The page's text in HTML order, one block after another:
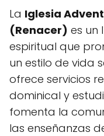
La Iglesia
(Renacer) es un
espiritual que
un estilo de vida
ofrece servicios
dominical y
fomenta la
las enseñanzas